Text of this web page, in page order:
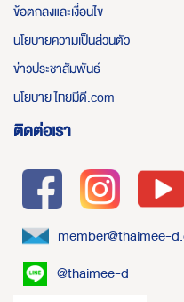
ข้อตกลงและเงื่อนไข
นโยบายความเป็นส่วนตัว
ข่าวประชาสัมพันธ์
นโยบาย ไทยมีดี.com
ติดต่อเรา
member@thaimee-
@thaimee-d